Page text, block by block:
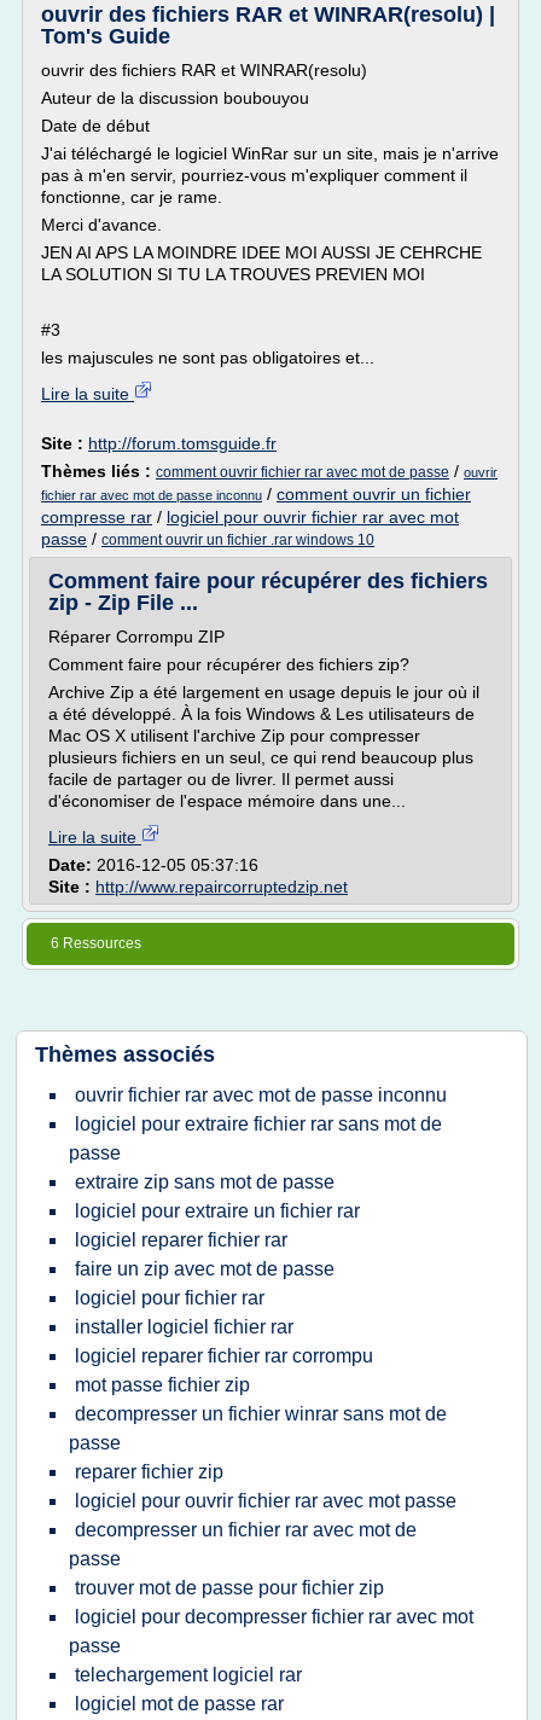
ouvrir des fichiers RAR et WINRAR(resolu) |
Tom's Guide
ouvrir des fichiers RAR et WINRAR(resolu)
Auteur de la discussion boubouyou
Date de début
J'ai téléchargé le logiciel WinRar sur un site, mais je n'arrive
pas à m'en servir, pourriez-vous m'expliquer comment il
fonctionne, car je rame.
Merci d'avance.
JEN AI APS LA MOINDRE IDEE MOI AUSSI JE CEHRCHE
LA SOLUTION SI TU LA TROUVES PREVIEN MOI
#3
les majuscules ne sont pas obligatoires et...
Lire la suite
Site : http://forum.tomsguide.fr
Thèmes liés : comment ouvrir fichier rar avec mot de passe / ouvrir
fichier rar avec mot de passe inconnu / comment ouvrir un fichier
compresse rar / logiciel pour ouvrir fichier rar avec mot
passe / comment ouvrir un fichier .rar windows 10
Comment faire pour récupérer des fichiers
zip - Zip File ...
Réparer Corrompu ZIP
Comment faire pour récupérer des fichiers zip?
Archive Zip a été largement en usage depuis le jour où il
a été développé. À la fois Windows & Les utilisateurs de
Mac OS X utilisent l'archive Zip pour compresser
plusieurs fichiers en un seul, ce qui rend beaucoup plus
facile de partager ou de livrer. Il permet aussi
d'économiser de l'espace mémoire dans une...
Lire la suite
Date: 2016-12-05 05:37:16
Site : http://www.repaircorruptedzip.net
6 Ressources
Thèmes associés
ouvrir fichier rar avec mot de passe inconnu
logiciel pour extraire fichier rar sans mot de
passe
extraire zip sans mot de passe
logiciel pour extraire un fichier rar
logiciel reparer fichier rar
faire un zip avec mot de passe
logiciel pour fichier rar
installer logiciel fichier rar
logiciel reparer fichier rar corrompu
mot passe fichier zip
decompresser un fichier winrar sans mot de
passe
reparer fichier zip
logiciel pour ouvrir fichier rar avec mot passe
decompresser un fichier rar avec mot de
passe
trouver mot de passe pour fichier zip
logiciel pour decompresser fichier rar avec mot
passe
telechargement logiciel rar
logiciel mot de passe rar